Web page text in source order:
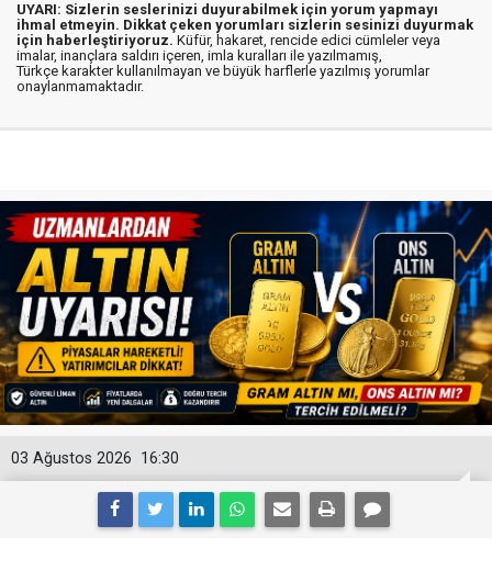
UYARI: Sizlerin seslerinizi duyurabilmek için yorum yapmayı
ihmal etmeyin. Dikkat çeken yorumları sizlerin sesinizi duyurmak
için haberleştiriyoruz. Küfür, hakaret, rencide edici cümleler veya
imalar, inançlara saldırı içeren, imla kuralları ile yazılmamış,
Türkçe karakter kullanılmayan ve büyük harflerle yazılmış yorumlar
onaylanmamaktadır.
16:30
03 Ağustos 2026